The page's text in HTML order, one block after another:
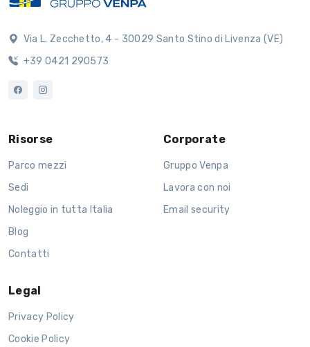
Via L. Zecchetto, 4 - 30029 Santo Stino di Livenza (VE)
+39 0421 290573
Risorse
Parco mezzi
Sedi
Noleggio in tutta Italia
Blog
Contatti
Corporate
Gruppo Venpa
Lavora con noi
Email security
Legal
Privacy Policy
Cookie Policy